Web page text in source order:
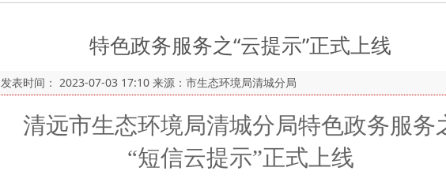
特色政务服务之“云提示”正式上线
发表时间： 2023-07-03 17:10 来源：市生态环境局清城分局
清远市生态环境局清城分局特色政务服务
“短信云提示”正式上线